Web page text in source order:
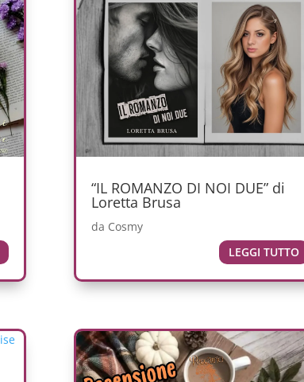
“IL ROMANZO DI NOI DUE” di
Loretta Brusa
da Cosmy
LEGGI TUTTO